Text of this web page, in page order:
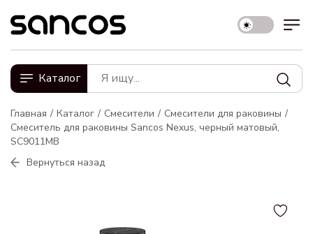
Каталог
Главная Каталог Смесители
Смесители для раковины
Смеситель для раковины Sancos Nexus, черный матовый,
SC9011MB
Вернуться назад